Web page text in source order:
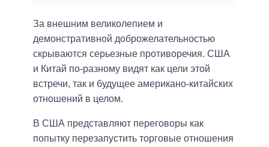
За внешним великолепием и
демонстративной доброжелательностью
скрываются серьезные противоречия. США
и Китай по-разному видят как цели этой
встречи, так и будущее американо-китайских
отношений в целом.
В США представляют переговоры как
попытку перезапустить торговые отношения